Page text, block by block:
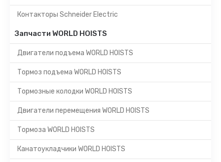
Контакторы Schneider Electric
Запчасти WORLD HOISTS
Двигатели подъема WORLD HOISTS
Тормоз подъема WORLD HOISTS
Тормозные колодки WORLD HOISTS
Двигатели перемещения WORLD HOISTS
Тормоза WORLD HOISTS
Канатоукладчики WORLD HOISTS